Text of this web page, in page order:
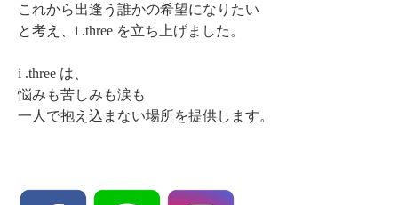
これから出逢う誰かの希望になりたい
と考え、i .three を立ち上げました。
i .three は、
悩みも苦しみも涙も
一人で抱え込まない場所を提供します。